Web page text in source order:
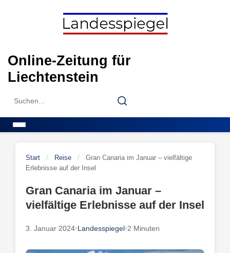
Online-Zeitung für
Liechtenstein
Search
Search
Start / Reise /
Gran Canaria im Januar – vielfältige
Erlebnisse auf der Insel
Gran Canaria im Januar –
vielfältige Erlebnisse auf der Insel
3. Januar 2024•Landesspiegel•2 Minuten